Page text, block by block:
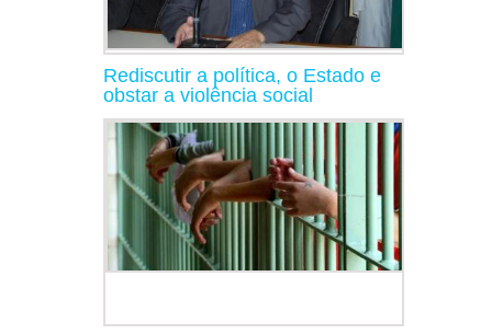
Rediscutir a política, o Estado e
obstar a violência social